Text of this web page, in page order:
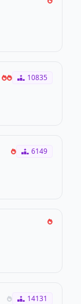
10835
6149
14131